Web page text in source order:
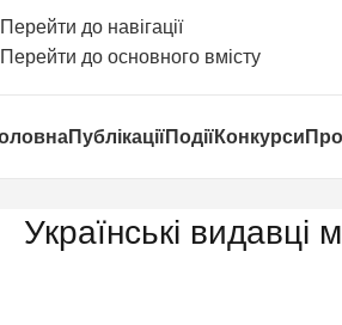
Перейти до навігації
Перейти до основного вмісту
ПублікаціїПодіїКонкурси
Українські